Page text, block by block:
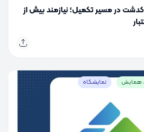
در مسیر تکمیل؛ نیازمند بیش از
همایش نمایشگاه